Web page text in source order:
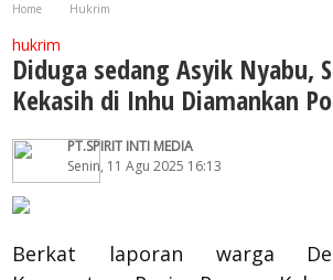
Home
Hukrim
hukrim
Diduga sedang Asyik Nyabu,
Kekasih di Inhu Diamankan
PT.SPIRIT INTI MEDIA
Senin, 11 Agu 2025 16:13
Berkat laporan warga